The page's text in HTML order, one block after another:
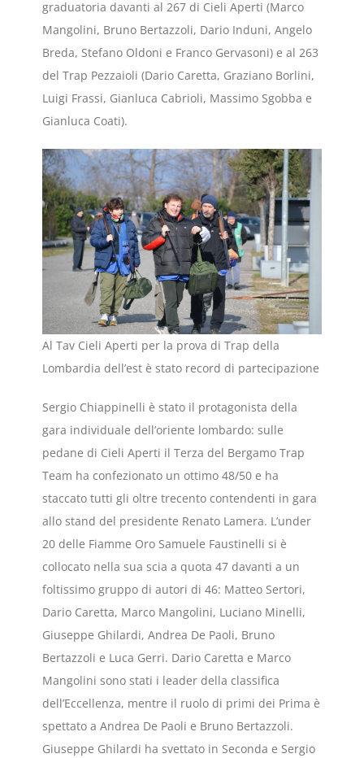
graduatoria davanti al 267 di Cieli Aperti (Marco
Mangolini, Bruno Bertazzoli, Dario Induni, Angelo
Breda, Stefano Oldoni e Franco Gervasoni) e al 263
del Trap Pezzaioli (Dario Caretta, Graziano Borlini,
Luigi Frassi, Gianluca Cabrioli, Massimo Sgobba e
Gianluca Coati).
Al Tav Cieli Aperti per la prova di Trap della
Lombardia dell’est è stato record di partecipazione
Sergio Chiappinelli è stato il protagonista della
gara individuale dell’oriente lombardo: sulle
pedane di Cieli Aperti il Terza del Bergamo Trap
Team ha confezionato un ottimo 48/50 e ha
staccato tutti gli oltre trecento contendenti in gara
allo stand del presidente Renato Lamera. L’under
20 delle Fiamme Oro Samuele Faustinelli si è
collocato nella sua scia a quota 47 davanti a un
foltissimo gruppo di autori di 46: Matteo Sertori,
Dario Caretta, Marco Mangolini, Luciano Minelli,
Giuseppe Ghilardi, Andrea De Paoli, Bruno
Bertazzoli e Luca Gerri. Dario Caretta e Marco
Mangolini sono stati i leader della classifica
dell’Eccellenza, mentre il ruolo di primi dei Prima è
spettato a Andrea De Paoli e Bruno Bertazzoli.
Giuseppe Ghilardi ha svettato in Seconda e Sergio